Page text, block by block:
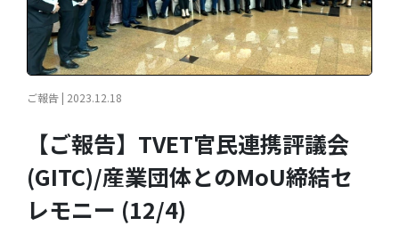
ご報告 | 2023.12.18
【ご報告】TVET官民連携評議会
(GITC)/産業団体とのMoU締結セ
レモニー (12/4)